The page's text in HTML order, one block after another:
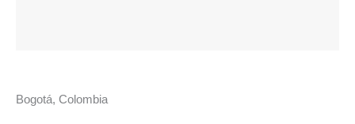
Bogotá, Colombia